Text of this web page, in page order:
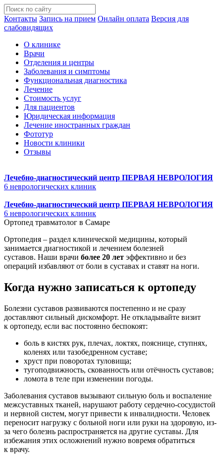
Контакты Запись на прием Онлайн оплата Версия для
слабовидящих
О клинике
Врачи
Отделения и центры
Заболевания и симптомы
Функциональная диагностика
Лечение
Стоимость услуг
Для пациентов
Юридическая информация
Лечение иностранных граждан
Фототур
Новости клиники
Отзывы
Лечебно-диагностический центр ПЕРВАЯ НЕВРОЛОГИЯ
6 неврологических клиник
Лечебно-диагностический центр ПЕРВАЯ НЕВРОЛОГИЯ
6 неврологических клиник
Ортопед травматолог в Самаре
Ортопедия – раздел клинической медицины, который
занимается диагностикой и лечением болезней
суставов. Наши врачи более 20 лет эффективно и без
операций избавляют от боли в суставах и ставят на ноги.
Когда нужно записаться к ортопеду
Болезни суставов развиваются постепенно и не сразу
доставляют сильный дискомфорт. Не откладывайте визит
к ортопеду, если вас постоянно беспокоят:
боль в кистях рук, плечах, локтях, пояснице, ступнях,
коленях или тазобедренном суставе;
хруст при поворотах туловища;
тугоподвижность, скованность или отёчность суставов;
ломота в теле при изменении погоды.
Заболевания суставов вызывают сильную боль и воспаление
межсуставных тканей, нарушают работу сердечно-сосудистой
и нервной систем, могут привести к инвалидности. Человек
переносит нагрузку с больной ноги или руки на здоровую, из-
за чего болезнь распространяется на другие суставы. Для
избежания этих осложнений нужно вовремя обратиться
к врачу.